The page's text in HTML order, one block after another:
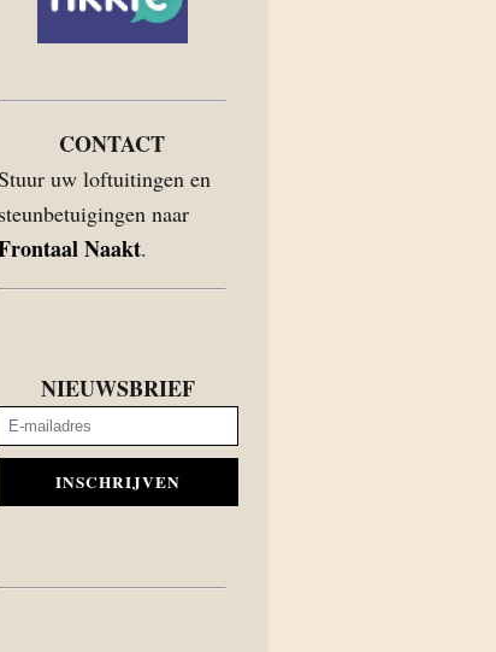
CONTACT
uw loftuitingen en
steunbetuigingen naar
Naakt.
NIEUWSBRIEF
INSCHRIJVEN